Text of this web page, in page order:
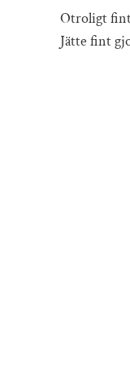
Otroligt fint
Jätte fint